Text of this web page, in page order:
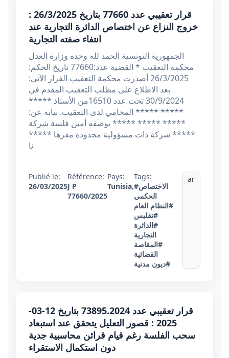
قرار تعقيبي عدد 77660 بتاريخ 26/3/2025 :
خروج النزاع عن اختصاص الدائرة التجارية عند
انتفاء صفته التجارية
الجمهورية التونسية الحمد لله وحده وزارة العدل
محكمة التعقيب * القضية عدد:77660 تاريخ الحكم:
26/3/2025 أصدرت محكمة التعقيب القرار الآتي:
بعد الاطلاع على مطلب التعقيب المقدم في
30/9/2024 تحت عدد 16510من الأستاذ *****
***** ***** المحامي لدى التعقيب. نيابة عن:
***** ***** ***** يوصفه أمين فلسة شركة
***** شركة ذات مسؤولية محدودة مقرها *****
نا
Publié le:
26/03/2025
Référence:
J P
77660/2025
Pays:
Tunisia,
Tags:
#الاختصاص
الحكمي
#النظام العام
#تفليس
#الدائرة
التجارية
#المقاصة
القضائية
#ديون مدنية
ar
قرار تعقيبي عدد 73895.2024 بتاريخ 12-03-
2025 : قصور التعليل يتحقق عند استبعاد
سحب الفلسة رغم قيام قرائن محاسبية جدية
دون استكمال الاستقراء